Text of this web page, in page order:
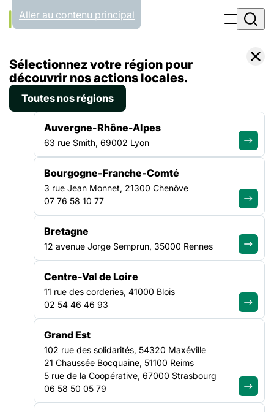
Panneau de gestion des cookies
Aller au contenu principal
Accueil Liste des actualités [DROITS DES USAGERS-LABEL 2025] Appel à candidatures
ACTUALITÉ|26 JUIN 2025
[DROITS DES USAGERS-
LABEL 2025] Appel à
candidatures
La Commission spécialisée dans le domaine des droits des
usagers du système de santé (CSDU) de la Conférence
régionale de la santé et de l’autonomie (CRSA) et l’Agence
régionale de santé (ARS) Hauts-de-France lancent aujourd’hui
Droits des usagers de la santé ». L’orientation retenue pour
SANTÉ
HAUTS-DE-FRANCE
La Commission spécialisée dans le domaine des droits des
usagers du système de santé (CSDU) de la Conférence
régionale de la santé et de l’autonomie (CRSA) et l’Agence
régionale de santé (ARS) Hauts-de-France lancent aujourd’hui
un appel à candidatures pour l’obtention du label 2025 «
Droits des usagers de la santé ».
Sélectionnez votre région pour
découvrir nos actions locales.
Toutes nos régions
Auvergne-Rhône-Alpes
63 rue Smith, 69002 Lyon
Bourgogne-Franche-Comté
3 rue Jean Monnet, 21300 Chenôve
07 76 58 10 77
Bretagne
12 avenue Jorge Semprun, 35000 Rennes
Centre-Val de Loire
11 rue des corderies, 41000 Blois
02 54 46 46 93
Grand Est
102 rue des solidarités, 54320 Maxéville
21 Chaussée Bocquaine, 51100 Reims
5 rue de la Coopérative, 67000 Strasbourg
06 58 50 05 79